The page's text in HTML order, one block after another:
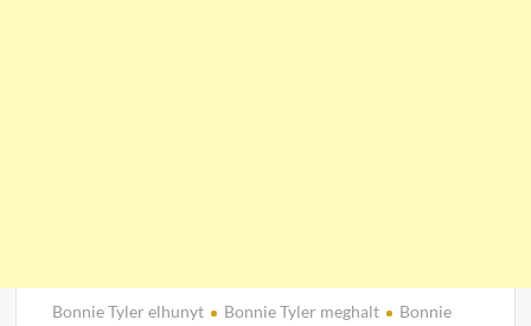
Bonnie Tyler elhunyt Bonnie Tyler meghalt
Bonnie